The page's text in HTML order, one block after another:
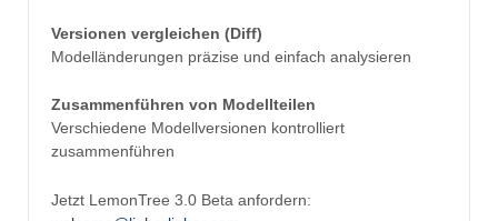
Versionen vergleichen (Diff)
Modelländerungen präzise und einfach analysieren
Zusammenführen von Modellteilen
Verschiedene Modellversionen kontrolliert
zusammenführen
Jetzt LemonTree 3.0 Beta anfordern: